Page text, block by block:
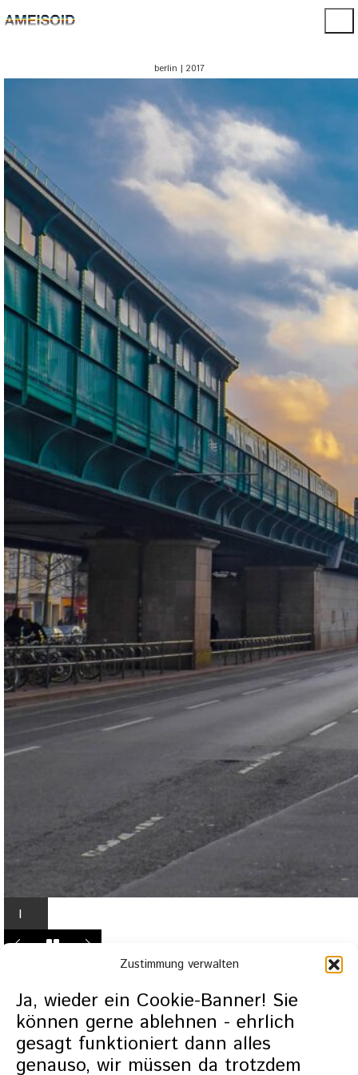
Zustimmung verwalten
Ja, wieder ein Cookie-Banner! Sie
können gerne ablehnen - ehrlich
gesagt funktioniert dann alles
genauso, wir müssen da trotzdem
berlin | 2017
I
n
g
h
t
b
o